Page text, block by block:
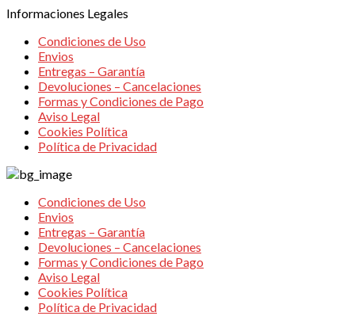
Informaciones Legales
Condiciones de Uso
Envios
Entregas – Garantía
Devoluciones – Cancelaciones
Formas y Condiciones de Pago
Aviso Legal
Cookies Política
Política de Privacidad
Condiciones de Uso
Envios
Entregas – Garantía
Devoluciones – Cancelaciones
Formas y Condiciones de Pago
Aviso Legal
Cookies Política
Política de Privacidad